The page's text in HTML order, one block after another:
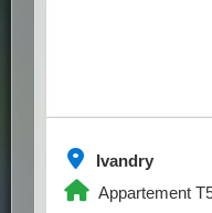
Ivandry
Appartement